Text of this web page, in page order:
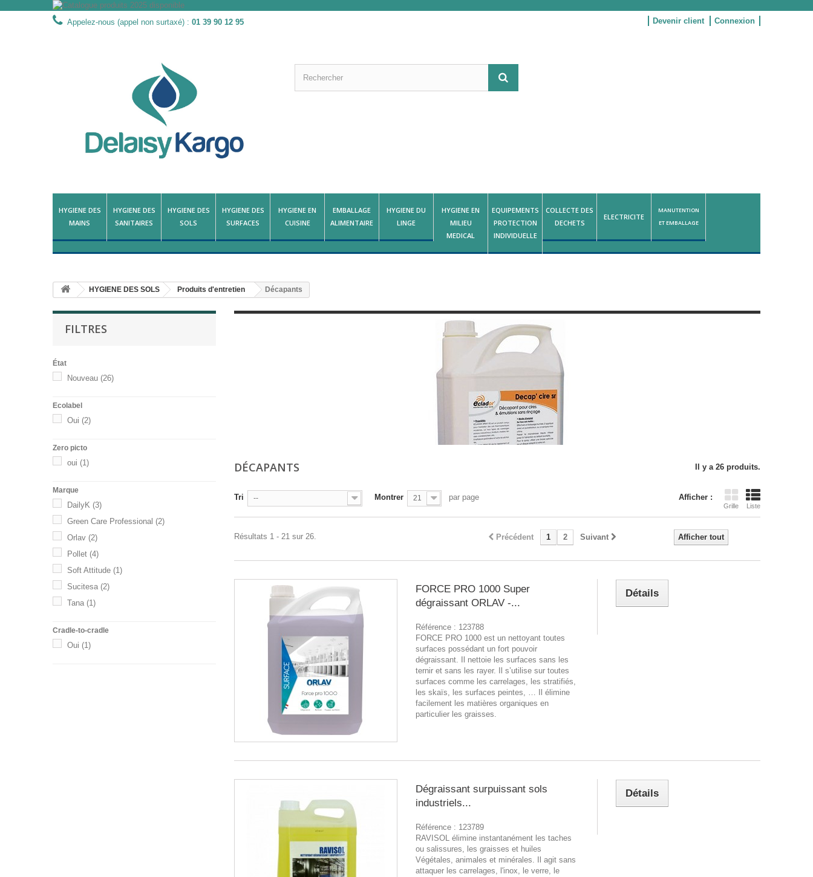
Connexion
Devenir client
Appelez-nous (appel non surtaxé) : 01 39 90 12 95
HYGIENE DES
MAINS
HYGIENE DES
SANITAIRES
HYGIENE DES
SOLS
HYGIENE DES
SURFACES
HYGIENE EN
CUISINE
EMBALLAGE
ALIMENTAIRE
HYGIENE DU
LINGE
HYGIENE EN
MILIEU
MEDICAL
EQUIPEMENTS
PROTECTION
INDIVIDUELLE
COLLECTE DES
DECHETS
ELECTRICITE
MANUTENTION
ET EMBALLAGE
HYGIENE DES SOLS Produits d'entretien Décapants
FILTRES
État
Nouveau (26)
Ecolabel
Oui (2)
Zero picto
oui (1)
Marque
DailyK (3)
Green Care Professional (2)
Orlav (2)
Pollet (4)
Soft Attitude (1)
Sucitesa (2)
Tana (1)
Cradle-to-cradle
Oui (1)
DÉCAPANTS Il y a 26 produits.
Afficher :
Grille Liste
Tri -- Montrer 21 par page
Afficher tout
Précédent 1 2 Suivant
Résultats 1 - 21 sur 26.
FORCE PRO 1000 Super
dégraissant ORLAV -...
Référence : 123788
FORCE PRO 1000 est un nettoyant toutes
surfaces possédant un fort pouvoir
dégraissant. Il nettoie les surfaces sans les
ternir et sans les rayer. Il s’utilise sur toutes
surfaces comme les carrelages, les stratifiés,
les skaïs, les surfaces peintes, … Il élimine
facilement les matières organiques en
particulier les graisses.
Détails
Dégraissant surpuissant sols
industriels...
Référence : 123789
RAVISOL élimine instantanément les taches
ou salissures, les graisses et huiles
Végétales, animales et minérales. Il agit sans
attaquer les carrelages, l'inox, le verre, le
Détails